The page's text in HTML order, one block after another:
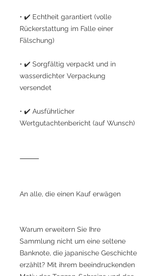
• ✔️ Echtheit garantiert (volle
Rückerstattung im Falle einer
Fälschung)
• ✔️ Sorgfältig verpackt und in
wasserdichter Verpackung
versendet
• ✔️ Ausführlicher
Wertgutachtenbericht (auf Wunsch)
⸻
An alle, die einen Kauf erwägen
Warum erweitern Sie Ihre
Sammlung nicht um eine seltene
Banknote, die japanische Geschichte
erzählt? Mit ihrem beeindruckenden